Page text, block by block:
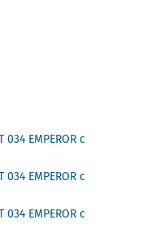
EMPEROR с
EMPEROR с
EMPEROR с